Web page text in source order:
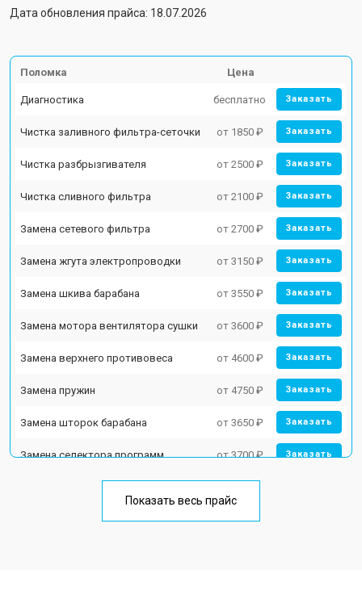
Дата обновления прайса: 18.07.2026
Поломка Цена
Диагностика бесплатно Заказать
Чистка заливного фильтра-сеточки от 1850 ₽ Заказать
Чистка разбрызгивателя от 2500 ₽ Заказать
Чистка сливного фильтра от 2100 ₽ Заказать
Замена сетевого фильтра от 2700 ₽ Заказать
Замена жгута электропроводки от 3150 ₽ Заказать
Замена шкива барабана от 3550 ₽ Заказать
Замена мотора вентилятора сушки от 3600 ₽ Заказать
Замена верхнего противовеса от 4600 ₽ Заказать
Замена пружин от 4750 ₽ Заказать
Замена шторок барабана от 3650 ₽ Заказать
Замена селектора программ от 3700 ₽ Заказать
Замена опоры бака от 2800 ₽
Показать весь прайс